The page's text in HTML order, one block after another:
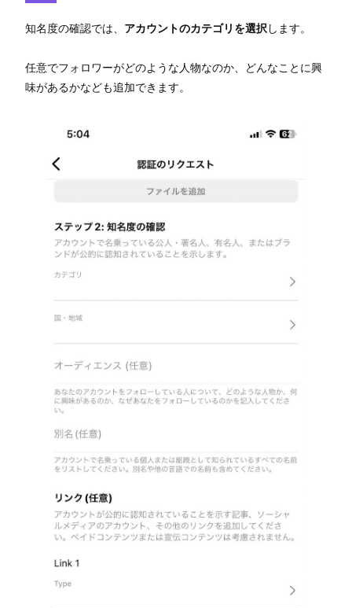
知名度の確認では、 アカウントのカテゴリを選択します。
任意でフォロワーがどのような人物なのか、どんなことに興
味があるかなども追加できます。